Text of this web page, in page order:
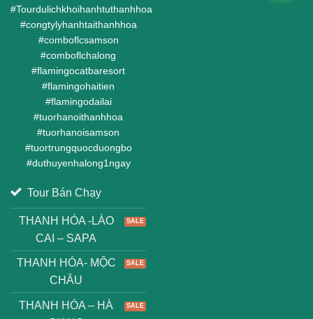
#Tourdulichkhoihanhtuthanhhoa
#congtylyhanhtaithanhhoa
#comboflcsamson
#comboflchalong
#flamingocatbaresort
#flamingohaitien
#flamingodailai
#tuorhanoithanhhoa
#tuorhanoisamson
#tuortrungquocduongbo
#duthuyenhalong1ngay
Tour Bán Chạy
THANH HÓA -LÀO
CAI – SAPA
THANH HÓA- MỘC
CHÂU
THANH HÓA – HÀ